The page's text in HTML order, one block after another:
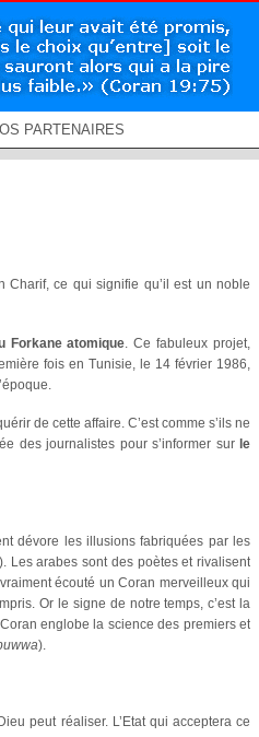
PARTENAIRES
Charif, ce qui signifie qu’il est un noble
Forkane atomique. Ce fabuleux projet,
fois en Tunisie, le 14 février 1986,
de cette affaire. C’est comme s’ils ne
des journalistes pour s’informer sur le
dévore les illusions fabriquées par les
Les arabes sont des poètes et rivalisent
écouté un Coran merveilleux qui
Or le signe de notre temps, c’est la
englobe la science des premiers et
).
peut réaliser. L’Etat qui acceptera ce